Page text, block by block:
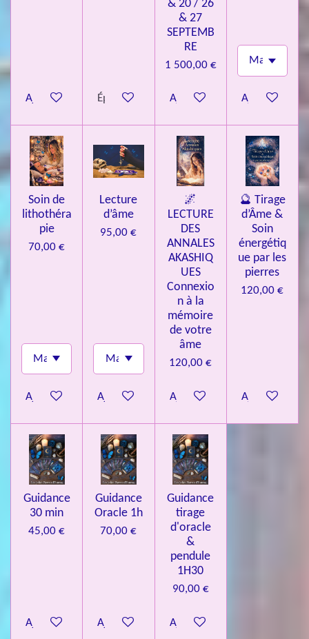
Ajouter au panierÉpuisé
& 20 / 26
& 27
SEPTEMB
RE
1 500,00 €
Ajouter au panierAjouter au
Soin de
lithothéra
pie
70,00 €
Ajouter au panier
Lecture
d’âme
95,00 €
Ajouter au panier
🌌
LECTURE
DES
ANNALES
AKASHIQ
UES
Connexio
n à la
mémoire
de votre
âme
120,00 €
Ajouter au panier
🔮 Tirage
d’Âme &
Soin
énergétiq
ue par les
pierres
120,00 €
Ajouter au
Guidance
30 min
45,00 €
Ajouter au panier
Guidance
Oracle 1h
70,00 €
Ajouter au panier
Guidance
tirage
d'oracle
&
pendule
1H30
90,00 €
Ajouter au panier